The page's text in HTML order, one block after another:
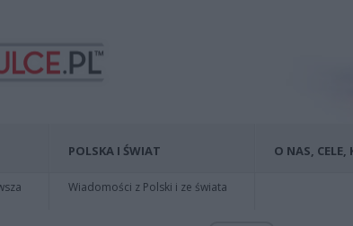
POLSKA I ŚWIAT
Wiadomości z Polski i ze świata
O NAS,